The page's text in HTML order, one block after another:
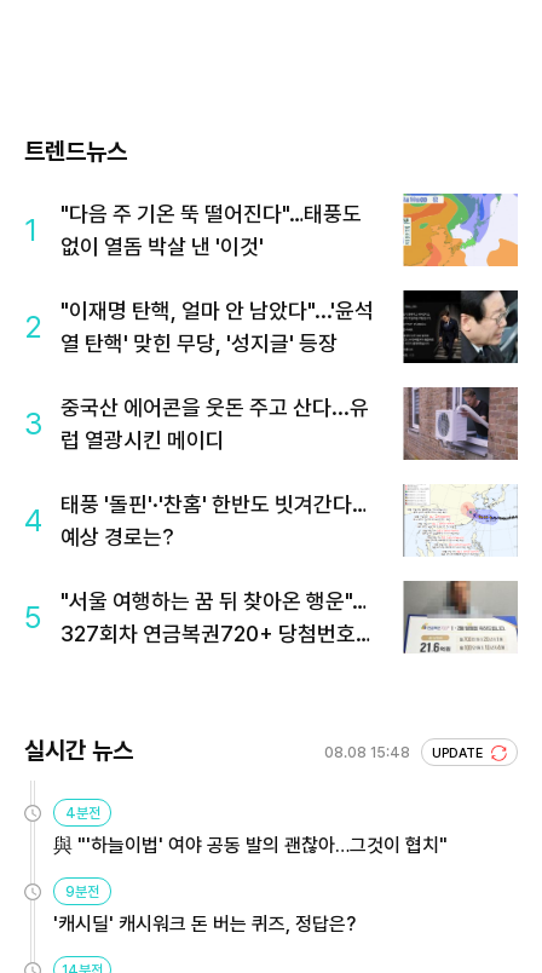
트렌드뉴스
1
"다음 주 기온 뚝 떨어진다"…태풍도
없이 열돔 박살 낸 '이것'
2
"이재명 탄핵, 얼마 안 남았다"...'윤석
열 탄핵' 맞힌 무당, '성지글' 등장
3
중국산 에어콘을 웃돈 주고 산다...유
럽 열광시킨 메이디
4
태풍 '돌핀'·'찬홈' 한반도 빗겨간다…
예상 경로는?
5
"서울 여행하는 꿈 뒤 찾아온 행운"…
327회차 연금복권720+ 당첨번호조
실시간 뉴스 08.08 15:48 UPDATE
4분전
與 "'하늘이법' 여야 공동 발의 괜찮아…그것이 협치"
9분전
'캐시딜' 캐시워크 돈 버는 퀴즈, 정답은?